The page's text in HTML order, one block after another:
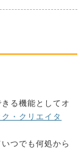
る機能としてオ
・クリエイタ
つでも何処から